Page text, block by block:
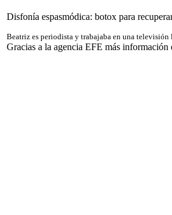
Disfonía espasmódica: botox para
Beatriz es periodista y trabajaba en una televisión
Gracias a la agencia EFE más